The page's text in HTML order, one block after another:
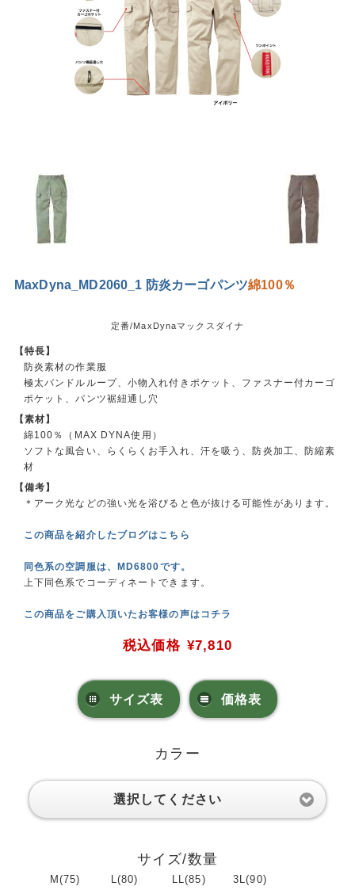
MaxDyna_MD2060_1 防炎カーゴパンツ綿100％
定番/MaxDynaマックスダイナ
【特長】
防炎素材の作業服
極太バンドルループ、小物入れ付きポケット、ファスナー付カーゴ
ポケット、パンツ裾紐通し穴
【素材】
綿100％（MAX DYNA使用）
ソフトな風合い、らくらくお手入れ、汗を吸う、防炎加工、防縮素
材
【備考】
＊アーク光などの強い光を浴びると色が抜ける可能性があります。
この商品を紹介したブログはこちら
同色系の空調服は、MD6800です。
上下同色系でコーディネートできます。
この商品をご購入頂いたお客様の声はコチラ
税込価格 ¥7,810
サイズ表 価格表
カラー
選択してください
サイズ/数量
M(75) L(80) LL(85) 3L(90)